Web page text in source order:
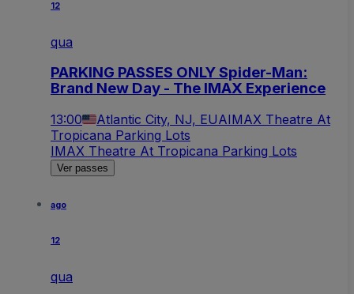
12
qua
PARKING PASSES ONLY Spider-Man:
Brand New Day - The IMAX Experience
13:00 Atlantic City, NJ, EUAIMAX Theatre At
Tropicana Parking Lots
IMAX Theatre At Tropicana Parking Lots
Ver passes
ago
12
qua